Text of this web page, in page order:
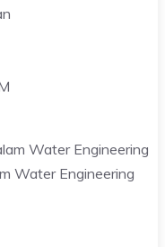
Water Engineering